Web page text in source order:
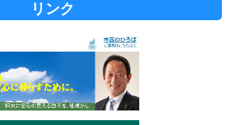
リンク